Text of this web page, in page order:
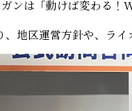
ンは「動けば変わる！
地区運営方針や、ラ